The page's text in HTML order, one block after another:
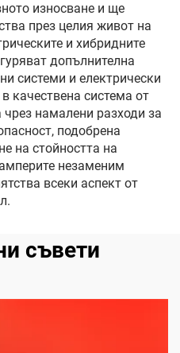
износване и ще
през целия живот на
и хибридните
допълнителна
системи и електрически
качествена система от
намалени разходи за
подобрена
на стойността на
незаменим
всеки аспект от
съвети